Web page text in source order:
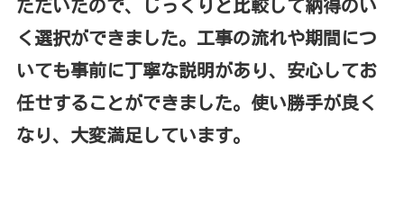
ただいたので、じっくりと比較して納得のい
く選択ができました。工事の流れや期間につ
いても事前に丁寧な説明があり、安心してお
任せすることができました。使い勝手が良く
なり、大変満足しています。